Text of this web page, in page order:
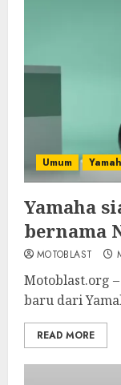
Umum
Yamaha
bernama
MOTOBLAST
Motoblast.org
baru dari
READ MORE